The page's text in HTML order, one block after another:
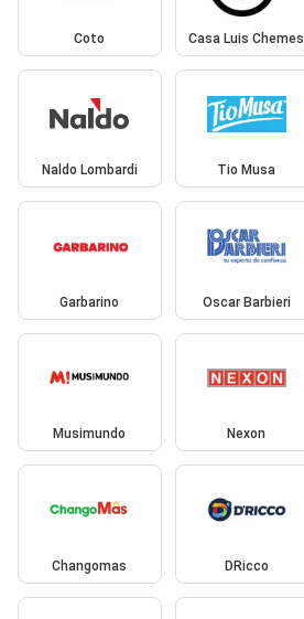
Coto Casa Luis Chemes
Naldo Lombardi Tio Musa
Garbarino Oscar Barbieri
Musimundo Nexon
Changomas DRicco